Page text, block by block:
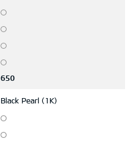
650
Black Pearl (1K)